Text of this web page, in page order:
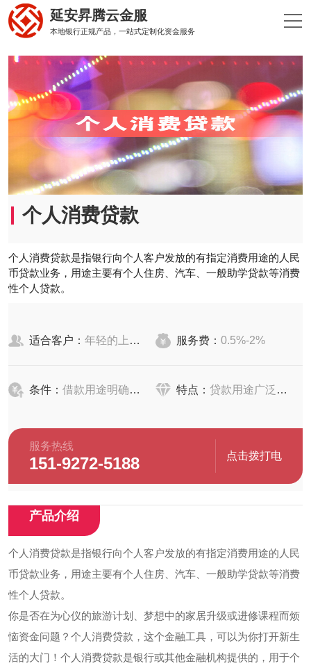
延安昇腾云金服
本地银行正规产品，一站式定制化资金服务
个人消费贷款
个人消费贷款是指银行向个人客户发放的有指定消费用途的人民
币贷款业务，用途主要有个人住房、汽车、一般助学贷款等消费
性个人贷款。
适合客户： 年轻的上班族、个体经营者 服务费： 0.5%-2%
条件： 借款用途明确合法 特点： 贷款用途广泛、还款方式灵活
服务热线
151-9272-5188 点击拨打电
产品介绍
个人消费贷款是指银行向个人客户发放的有指定消费用途的人民
币贷款业务，用途主要有个人住房、汽车、一般助学贷款等消费
性个人贷款。
你是否在为心仪的旅游计划、梦想中的家居升级或进修课程而烦
恼资金问题？个人消费贷款，这个金融工具，可以为你打开新生
活的大门！个人消费贷款是银行或其他金融机构提供的，用于个